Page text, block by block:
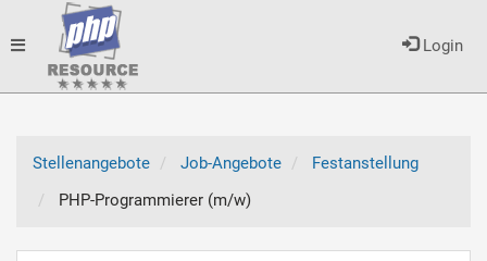
Login
Toggle
Stellenangebote
Job-Angebote
Festanstellung
PHP-Programmierer (m/w)